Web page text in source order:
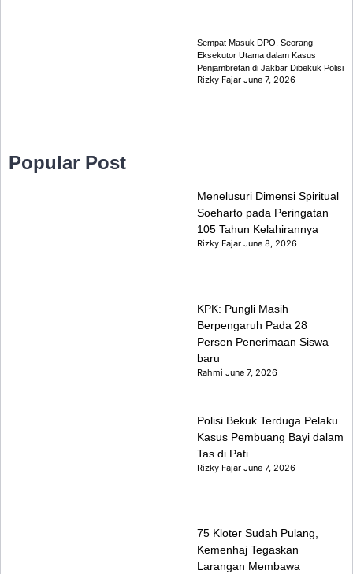
Sempat Masuk DPO, Seorang
Eksekutor Utama dalam Kasus
Penjambretan di Jakbar Dibekuk Polisi
Rizky FajarJune 7, 2026
Popular Post
Menelusuri Dimensi Spiritual
Soeharto pada Peringatan
105 Tahun Kelahirannya
Rizky FajarJune 8, 2026
KPK: Pungli Masih
Berpengaruh Pada 28
Persen Penerimaan Siswa
baru
RahmiJune 7, 2026
Polisi Bekuk Terduga Pelaku
Kasus Pembuang Bayi dalam
Tas di Pati
Rizky FajarJune 7, 2026
75 Kloter Sudah Pulang,
Kemenhaj Tegaskan
Larangan Membawa